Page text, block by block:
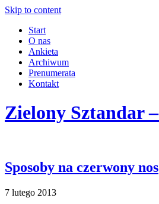
Skip to content
Start
O nas
Ankieta
Archiwum
Prenumerata
Kontakt
Zielony Sztandar
Sposoby na czerwony nos
7 lutego 2013